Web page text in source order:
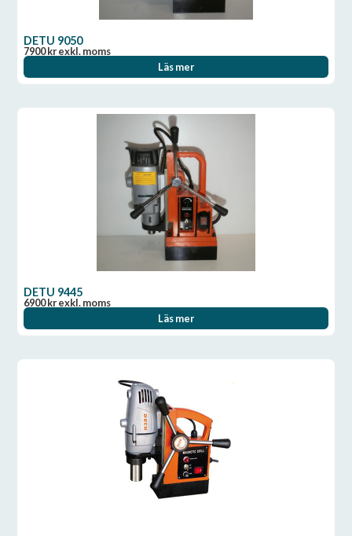
DETU 9050
7900krexkl. moms
Läs mer
DETU 9445
6900krexkl. moms
Läs mer